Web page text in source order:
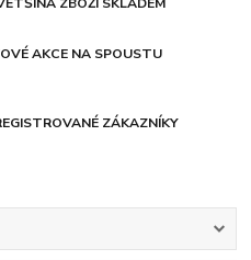
ZBOŽÍ SKLADEM
AKCE NA SPOUSTU
ZÁKAZNÍKY